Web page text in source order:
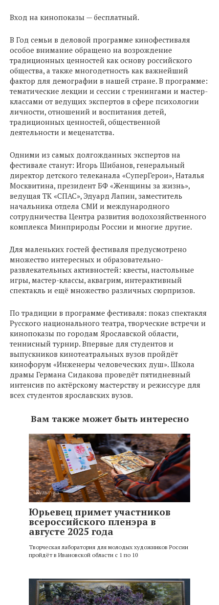
Вход на кинопоказы — бесплатный.
В Год семьи в деловой программе кинофестиваля
особое внимание обращено на возрождение
традиционных ценностей как основу российского
общества, а также многодетность как важнейший
фактор для демографии в нашей стране. В программе:
тематические лекции и сессии с тренингами и мастер-
классами от ведущих экспертов в сфере психологии
личности, отношений и воспитания детей,
традиционных ценностей, общественной
деятельности и меценатства.
Одними из самых долгожданных экспертов на
фестивале станут: Игорь Шибанов, генеральный
директор детского телеканала «СуперГерои», Наталья
Москвитина, президент БФ «Женщины за жизнь»,
ведущая ТК «СПАС», Эдуард Лапин, заместитель
начальника отдела СМИ и международного
сотрудничества Центра развития водохозяйственного
комплекса Минприроды России и многие другие.
Для маленьких гостей фестиваля предусмотрено
множество интересных и образовательно-
развлекательных активностей: квесты, настольные
игры, мастер-классы, аквагрим, интерактивный
спектакль и ещё множество различных сюрпризов.
По традиции в программе фестиваля: показ спектакля
Русского национального театра, творческие встречи и
кинопоказы по городам Ярославской области,
теннисный турнир. Впервые для студентов и
выпускников кинотеатральных вузов пройдёт
кинофорум «Инженеры человеческих душ». Школа
драмы Германа Сидакова проведёт пятидневный
интенсив по актёрскому мастерству и режиссуре для
всех студентов ярославских вузов.
Вам также может быть интересно
Культура
Юрьевец примет участников
всероссийского пленэра в
августе 2025 года
Творческая лаборатория для молодых художников России
пройдёт в Ивановской области с 1 по 10